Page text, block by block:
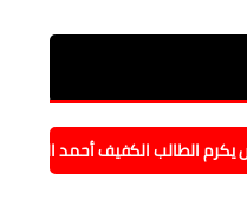
الكفيف أحمد السيد ويؤكد دعم